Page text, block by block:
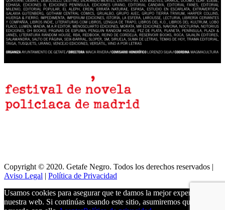
Copyright © 2020. Getafe Negro. Todos los derechos reservados |
Aviso Legal | Política de Privacidad
Usamos cookies para asegurar que te damos la mejor experiencia en
nuestra web. Si continúas usando este sitio, asumiremos que estás de